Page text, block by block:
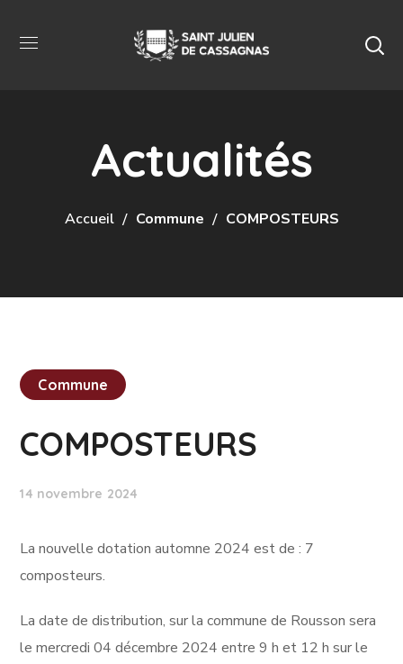
Actualités
Accueil Commune COMPOSTEURS
Commune
COMPOSTEURS
14 novembre 2024
La nouvelle dotation automne 2024 est de : 7
composteurs.
La date de distribution, sur la commune de Rousson sera
le mercredi 04 décembre 2024 entre 9 h et 12 h sur le